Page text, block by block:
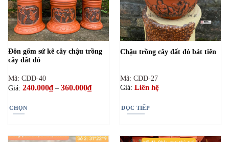
Đôn gốm sứ kê cây chậu trồng
cây đất đỏ
Mã: CDD-40
Giá: 240.000₫ – 360.000₫Khoảng
giá:
CHỌN
Chậu trồng cây đất đỏ bát tiên
Mã: CDD-27
Giá: Liên hệ
ĐỌC TIẾP